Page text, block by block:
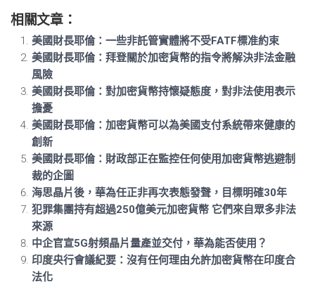
相關文章：
美國財長耶倫：一些非託管實體將不受FATF標准約束
美國財長耶倫：拜登關於加密貨幣的指令將解決非法金融
風險
美國財長耶倫：對加密貨幣持懷疑態度，對非法使用表示
擔憂
美國財長耶倫：加密貨幣可以為美國支付系統帶來健康的
創新
美國財長耶倫：財政部正在監控任何使用加密貨幣逃避制
裁的企圖
海思晶片後，華為任正非再次表態發聲，目標明確30年
犯罪集團持有超過250億美元加密貨幣 它們來自眾多非法
來源
中企官宣5G射頻晶片量產並交付，華為能否使用？
印度央行會議紀要：沒有任何理由允許加密貨幣在印度合
法化